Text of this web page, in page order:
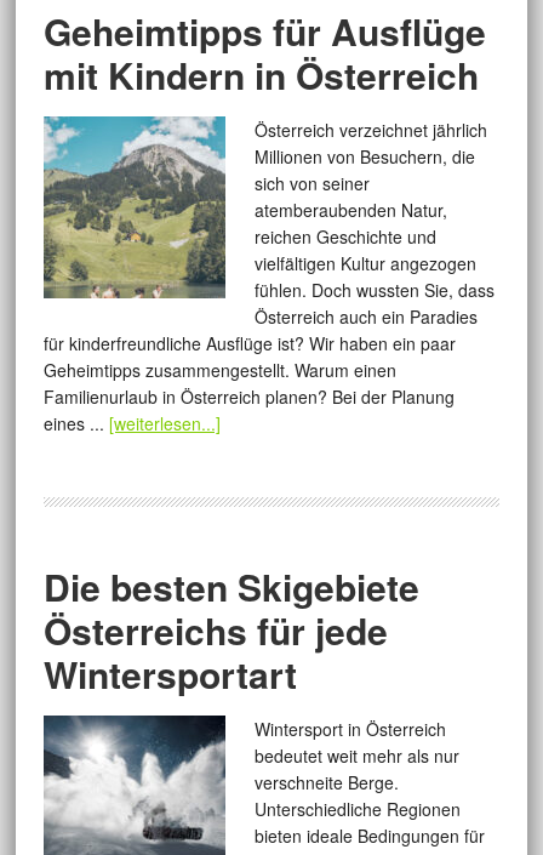
Geheimtipps für Ausflüge
mit Kindern in Österreich
Österreich verzeichnet jährlich
Millionen von Besuchern, die
sich von seiner
atemberaubenden Natur,
reichen Geschichte und
vielfältigen Kultur angezogen
fühlen. Doch wussten Sie, dass
Österreich auch ein Paradies
für kinderfreundliche Ausflüge ist? Wir haben ein paar
Geheimtipps zusammengestellt. Warum einen
Familienurlaub in Österreich planen? Bei der Planung
eines ... [weiterlesen...]
Die besten Skigebiete
Österreichs für jede
Wintersportart
Wintersport in Österreich
bedeutet weit mehr als nur
verschneite Berge.
Unterschiedliche Regionen
bieten ideale Bedingungen für